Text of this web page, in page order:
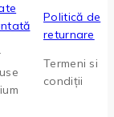
Politică de
returnare
Termeni si
condiții